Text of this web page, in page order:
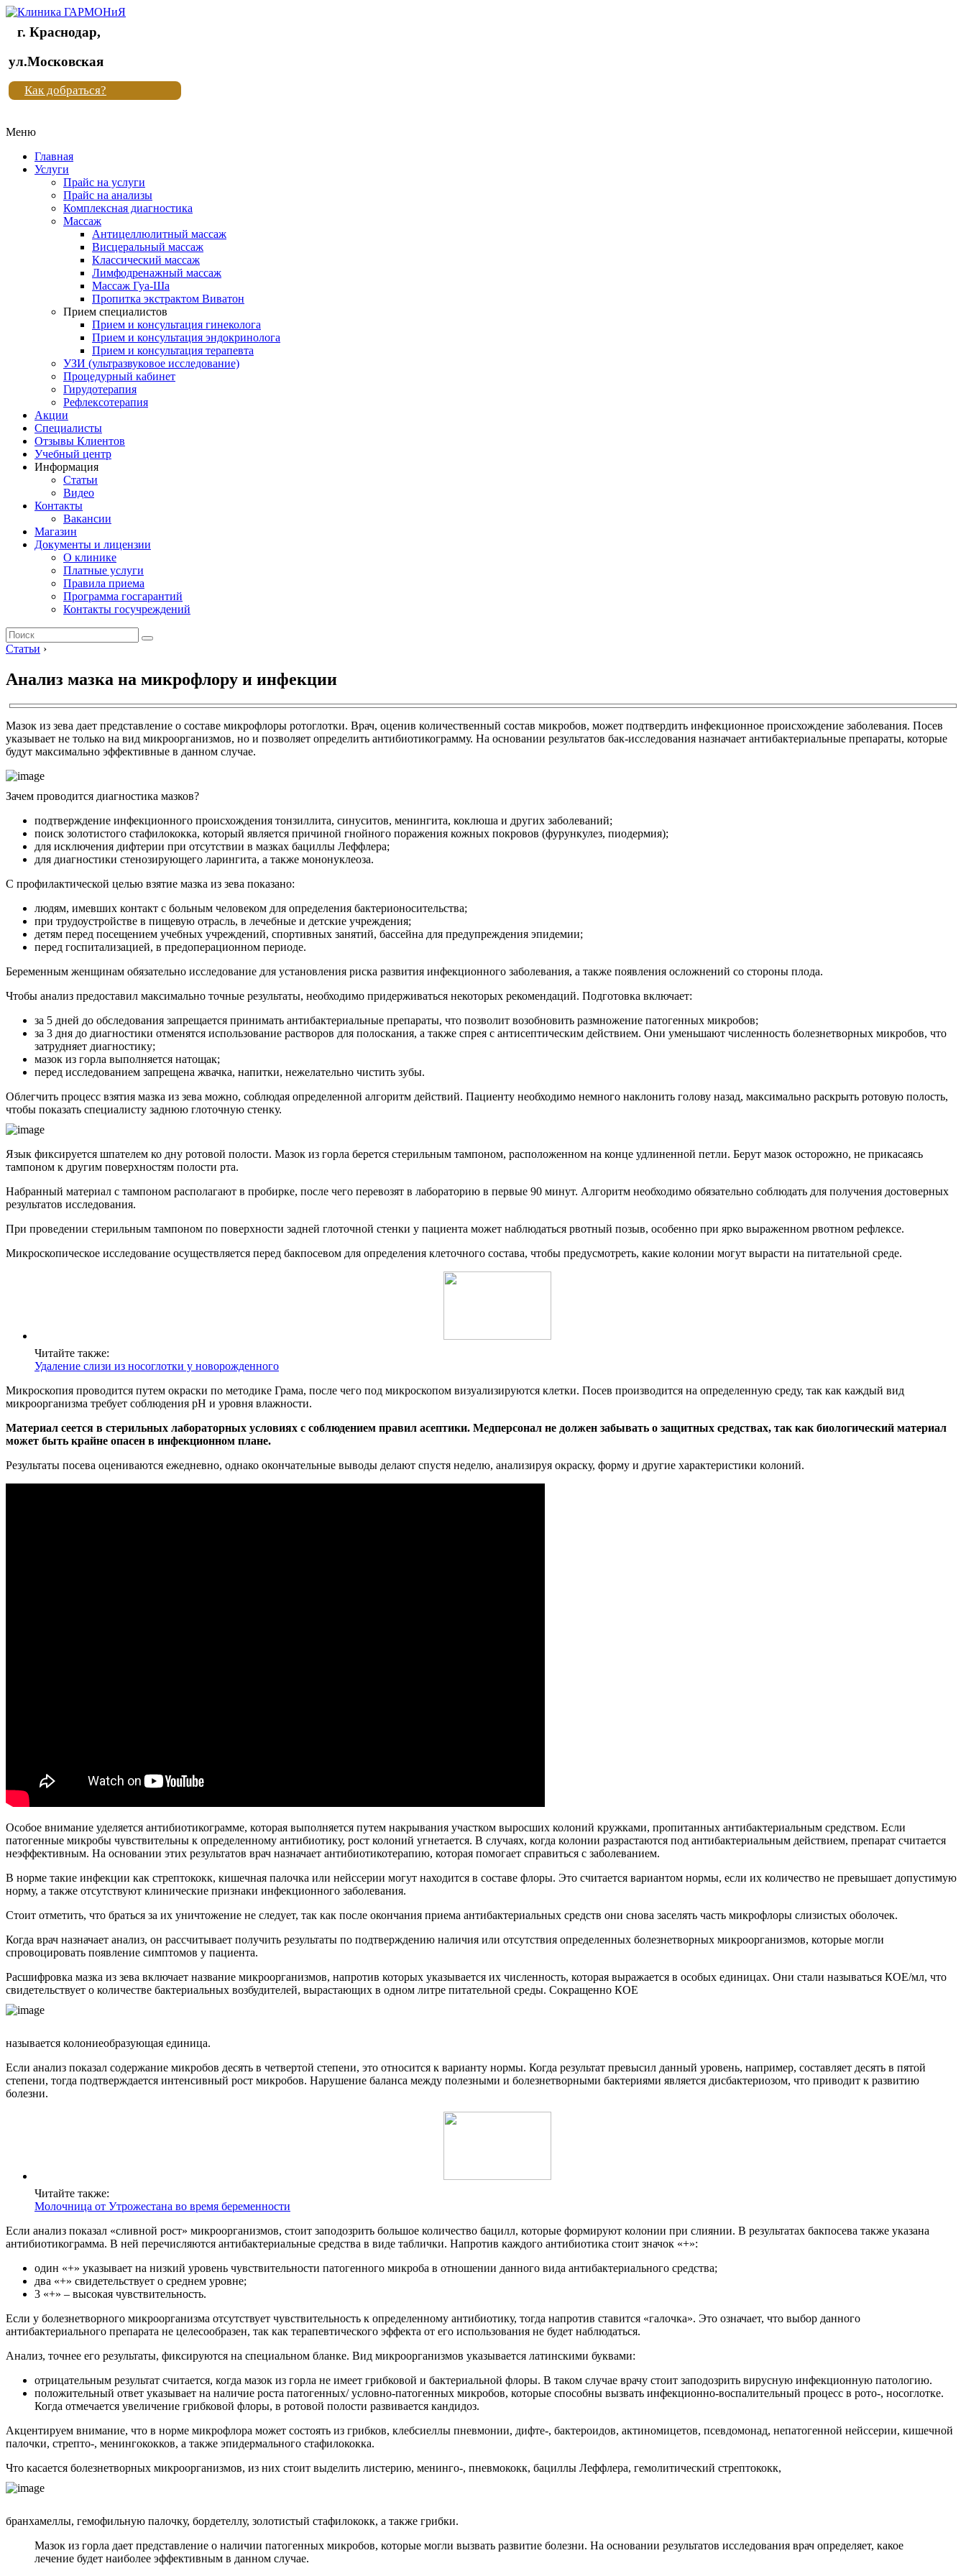
Клиника
"Новая
жизнь"
Клиника
жизнь"
г. Краснодар,
ул.Московская
Как добраться?
Меню
Главная
Услуги
Прайс на услуги
Прайс на анализы
Комплексная диагностика
Массаж
Антицеллюлитный массаж
Висцеральный массаж
Классический массаж
Лимфодренажный массаж
Массаж Гуа-Ша
Пропитка экстрактом Виватон
Прием специалистов
Прием и консультация гинеколога
Прием и консультация эндокринолога
Прием и консультация терапевта
УЗИ (ультразвуковое исследование)
Процедурный кабинет
Гирудотерапия
Рефлексотерапия
Акции
Специалисты
Отзывы Клиентов
Учебный центр
Информация
Статьи
Видео
Контакты
Вакансии
Магазин
Документы и лицензии
О клинике
Платные услуги
Правила приема
Программа госгарантий
Контакты госучреждений
Статьи ›
Анализ мазка на микрофлору и инфекции
Мазок из зева дает представление о составе микрофлоры ротоглотки. Врач, оценив количественный состав микробов, может подтвердить инфекционное происхождение заболевания. Посев
указывает не только на вид микроорганизмов, но и позволяет определить антибиотикограмму. На основании результатов бак-исследования назначает антибактериальные препараты, которые
будут максимально эффективные в данном случае.
Зачем проводится диагностика мазков?
подтверждение инфекционного происхождения тонзиллита, синуситов, менингита, коклюша и других заболеваний;
поиск золотистого стафилококка, который является причиной гнойного поражения кожных покровов (фурункулез, пиодермия);
для исключения дифтерии при отсутствии в мазках бациллы Леффлера;
для диагностики стенозирующего ларингита, а также мононуклеоза.
С профилактической целью взятие мазка из зева показано:
людям, имевших контакт с больным человеком для определения бактерионосительства;
при трудоустройстве в пищевую отрасль, в лечебные и детские учреждения;
детям перед посещением учебных учреждений, спортивных занятий, бассейна для предупреждения эпидемии;
перед госпитализацией, в предоперационном периоде.
Беременным женщинам обязательно исследование для установления риска развития инфекционного заболевания, а также появления осложнений со стороны плода.
Чтобы анализ предоставил максимально точные результаты, необходимо придерживаться некоторых рекомендаций. Подготовка включает:
за 5 дней до обследования запрещается принимать антибактериальные препараты, что позволит возобновить размножение патогенных микробов;
за 3 дня до диагностики отменятся использование растворов для полоскания, а также спрея с антисептическим действием. Они уменьшают численность болезнетворных микробов, что
затрудняет диагностику;
мазок из горла выполняется натощак;
перед исследованием запрещена жвачка, напитки, нежелательно чистить зубы.
Облегчить процесс взятия мазка из зева можно, соблюдая определенной алгоритм действий. Пациенту необходимо немного наклонить голову назад, максимально раскрыть ротовую полость,
чтобы показать специалисту заднюю глоточную стенку.
Язык фиксируется шпателем ко дну ротовой полости. Мазок из горла берется стерильным тампоном, расположенном на конце удлиненной петли. Берут мазок осторожно, не прикасаясь
тампоном к другим поверхностям полости рта.
Набранный материал с тампоном располагают в пробирке, после чего перевозят в лабораторию в первые 90 минут. Алгоритм необходимо обязательно соблюдать для получения достоверных
результатов исследования.
При проведении стерильным тампоном по поверхности задней глоточной стенки у пациента может наблюдаться рвотный позыв, особенно при ярко выраженном рвотном рефлексе.
Микроскопическое исследование осуществляется перед бакпосевом для определения клеточного состава, чтобы предусмотреть, какие колонии могут вырасти на питательной среде.
Читайте также:
Удаление слизи из носоглотки у новорожденного
Микроскопия проводится путем окраски по методике Грама, после чего под микроскопом визуализируются клетки. Посев производится на определенную среду, так как каждый вид
микроорганизма требует соблюдения pH и уровня влажности.
Материал сеется в стерильных лабораторных условиях с соблюдением правил асептики. Медперсонал не должен забывать о защитных средствах, так как биологический материал
может быть крайне опасен в инфекционном плане.
Результаты посева оцениваются ежедневно, однако окончательные выводы делают спустя неделю, анализируя окраску, форму и другие характеристики колоний.
Особое внимание уделяется антибиотикограмме, которая выполняется путем накрывания участком выросших колоний кружками, пропитанных антибактериальным средством. Если
патогенные микробы чувствительны к определенному антибиотику, рост колоний угнетается. В случаях, когда колонии разрастаются под антибактериальным действием, препарат считается
неэффективным. На основании этих результатов врач назначает антибиотикотерапию, которая помогает справиться с заболеванием.
В норме такие инфекции как стрептококк, кишечная палочка или нейссерии могут находится в составе флоры. Это считается вариантом нормы, если их количество не превышает допустимую
норму, а также отсутствуют клинические признаки инфекционного заболевания.
Стоит отметить, что браться за их уничтожение не следует, так как после окончания приема антибактериальных средств они снова заселять часть микрофлоры слизистых оболочек.
Когда врач назначает анализ, он рассчитывает получить результаты по подтверждению наличия или отсутствия определенных болезнетворных микроорганизмов, которые могли
спровоцировать появление симптомов у пациента.
Расшифровка мазка из зева включает название микроорганизмов, напротив которых указывается их численность, которая выражается в особых единицах. Они стали называться КОЕ/мл, что
свидетельствует о количестве бактериальных возбудителей, вырастающих в одном литре питательной среды. Сокращенно КОЕ
называется колониеобразующая единица.
Если анализ показал содержание микробов десять в четвертой степени, это относится к варианту нормы. Когда результат превысил данный уровень, например, составляет десять в пятой
степени, тогда подтверждается интенсивный рост микробов. Нарушение баланса между полезными и болезнетворными бактериями является дисбактериозом, что приводит к развитию
болезни.
Читайте также:
Молочница от Утрожестана во время беременности
Если анализ показал «сливной рост» микроорганизмов, стоит заподозрить большое количество бацилл, которые формируют колонии при слиянии. В результатах бакпосева также указана
антибиотикограмма. В ней перечисляются антибактериальные средства в виде таблички. Напротив каждого антибиотика стоит значок «+»:
один «+» указывает на низкий уровень чувствительности патогенного микроба в отношении данного вида антибактериального средства;
два «+» свидетельствует о среднем уровне;
3 «+» – высокая чувствительность.
Если у болезнетворного микроорганизма отсутствует чувствительность к определенному антибиотику, тогда напротив ставится «галочка». Это означает, что выбор данного
антибактериального препарата не целесообразен, так как терапевтического эффекта от его использования не будет наблюдаться.
Анализ, точнее его результаты, фиксируются на специальном бланке. Вид микроорганизмов указывается латинскими буквами:
отрицательным результат считается, когда мазок из горла не имеет грибковой и бактериальной флоры. В таком случае врачу стоит заподозрить вирусную инфекционную патологию.
положительный ответ указывает на наличие роста патогенных/ условно-патогенных микробов, которые способны вызвать инфекционно-воспалительный процесс в рото-, носоглотке.
Когда отмечается увеличение грибковой флоры, в ротовой полости развивается кандидоз.
Акцентируем внимание, что в норме микрофлора может состоять из грибков, клебсиеллы пневмонии, дифте-, бактероидов, актиномицетов, псевдомонад, непатогенной нейссерии, кишечной
палочки, стрепто-, менингококков, а также эпидермального стафилококка.
Что касается болезнетворных микроорганизмов, из них стоит выделить листерию, менинго-, пневмококк, бациллы Леффлера, гемолитический стрептококк,
бранхамеллы, гемофильную палочку, бордетеллу, золотистый стафилококк, а также грибки.
Мазок из горла дает представление о наличии патогенных микробов, которые могли вызвать развитие болезни. На основании результатов исследования врач определяет, какое
лечение будет наиболее эффективным в данном случае.